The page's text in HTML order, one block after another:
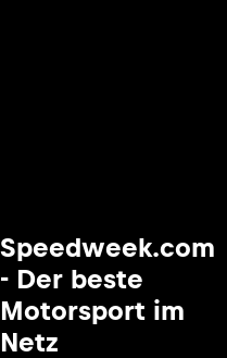
Speedweek.com
- Der beste
Motorsport im
Netz